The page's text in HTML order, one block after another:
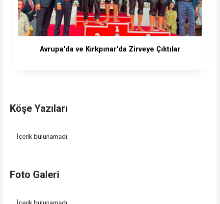
Avrupa'da ve Kırkpınar'da Zirveye Çıktılar
Köşe Yazıları
İçerik bulunamadı.
Foto Galeri